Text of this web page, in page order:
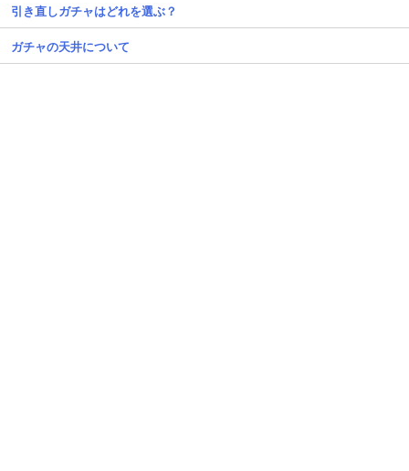
引き直しガチャはどれを選ぶ？
ガチャの天井について